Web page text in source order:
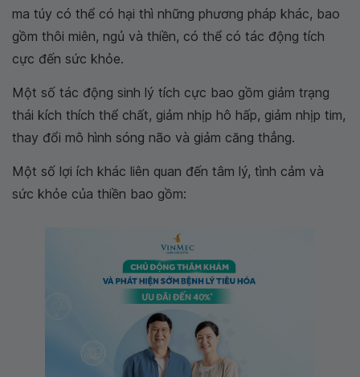
ma túy có thể có hại thì những phương pháp khác, bao
gồm thôi miên, ngủ và thiền, có thể có tác động tích
cực đến sức khỏe.
Một số tác động sinh lý tích cực bao gồm giảm trạng
thái kích thích thể chất, giảm nhịp hô hấp, giảm nhịp tim,
thay đổi mô hình sóng não và giảm căng thẳng.
Một số lợi ích khác liên quan đến tâm lý, tình cảm và
sức khỏe của thiền bao gồm: